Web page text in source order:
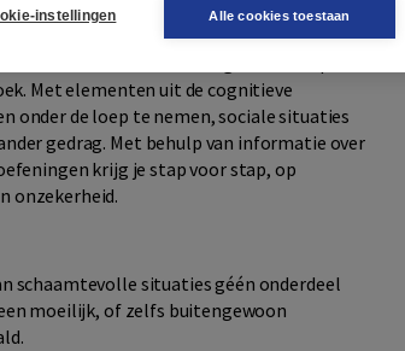
vaak voorkomt, en soms zelfs de
mensen met sociale angst de drempel
Met elementen uit de cognitieve
onder de loep te nemen, sociale situaties
gedrag. Met behulp van informatie over
krijg je stap voor stap, op
onzekerheid.
schaamtevolle situaties géén onderdeel
moeilijk, of zelfs buitengewoon
instellingen Alle cookies toestaan